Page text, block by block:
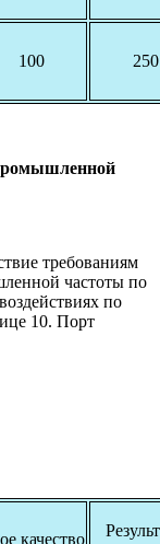
100 250
требованиям
частоты по
по
10. Порт
качество